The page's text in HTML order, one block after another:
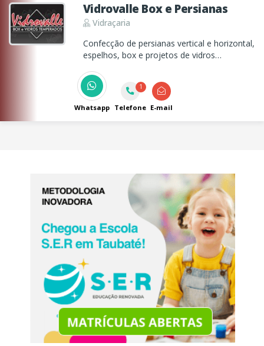
Vidrovalle Box e Persianas
Vidraçaria
Confecção de persianas vertical e horizontal,
espelhos, box e projetos de vidros
sanfonadas em Taubaté!
Whatsapp
1
Telefone E-mail